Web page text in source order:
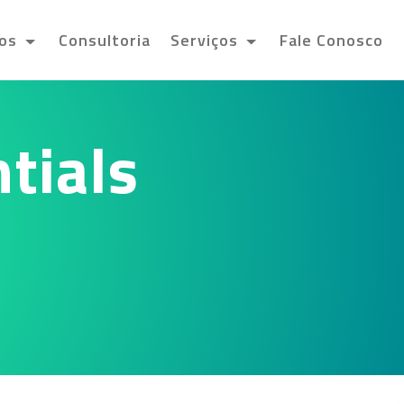
Consultoria Serviços Fale Conosco